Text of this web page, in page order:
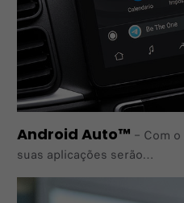
tátil.
E as próprias aplicações
veículo,
para que possa utilizá-las
mãos onde devem estar.
Android Auto™ – Com
suas aplicações serão
apresentadas no ecrã com
um acesso fácil e seguro ao